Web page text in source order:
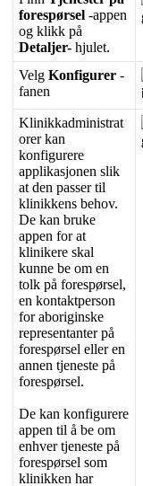
forespørsel -appen
og klikk på
Detaljer- hjulet.
Velg Konfigurer -
fanen
Klinikkadministrat
orer kan
konfigurere
applikasjonen slik
at den passer til
klinikkens behov.
De kan bruke
appen for at
klinikere skal
kunne be om en
tolk på forespørsel,
en kontaktperson
for aboriginske
representanter på
forespørsel eller en
annen tjeneste på
forespørsel.
De kan konfigurere
appen til å be om
enhver tjeneste på
forespørsel som
klinikken har